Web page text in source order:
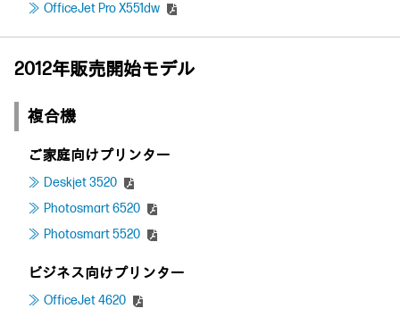
OfficeJet Pro X551dw
2012年販売開始モデル
複合機
ご家庭向けプリンター
Deskjet 3520
Photosmart 6520
Photosmart 5520
ビジネス向けプリンター
OfficeJet 4620